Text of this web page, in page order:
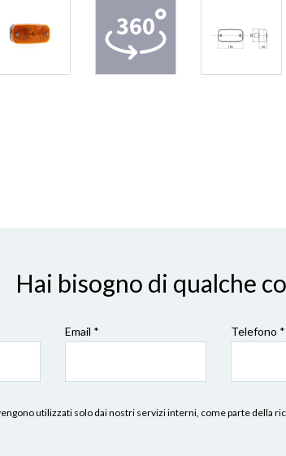
Hai bisogno di qualche
Email * Telefono *
utilizzati solo dai nostri servizi interni, come parte della